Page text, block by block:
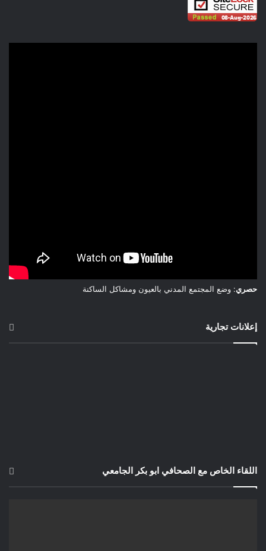
حصري: وضع المجتمع المدني بالعيون ومشاكل الساكنة
إعلانات تجارية
اللقاء الخاص مع الصحافي ابو بكر الجامعي